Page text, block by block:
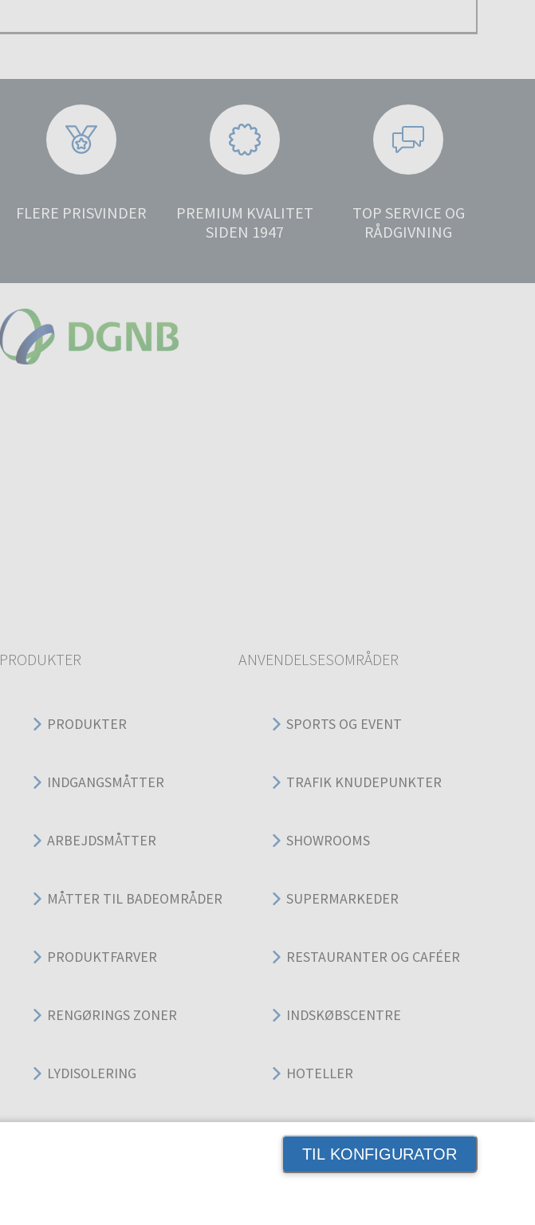
TIL KONFIGURATOR
FLERE PRISVINDER
PREMIUM KVALITET
SIDEN 1947
TOP SERVICE OG
RÅDGIVNING
PRODUKTER
PRODUKTER
INDGANGSMÅTTER
ARBEJDSMÅTTER
MÅTTER TIL BADEOMRÅDER
PRODUKTFARVER
RENGØRINGS ZONER
LYDISOLERING
ANVENDELSESOMRÅDER
SPORTS OG EVENT
TRAFIK KNUDEPUNKTER
SHOWROOMS
SUPERMARKEDER
RESTAURANTER OG CAFÉER
INDSKØBSCENTRE
HOTELLER
KONTORER